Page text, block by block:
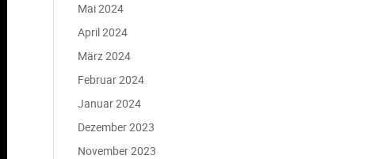
Mai 2024
April 2024
März 2024
Februar 2024
Januar 2024
Dezember 2023
November 2023